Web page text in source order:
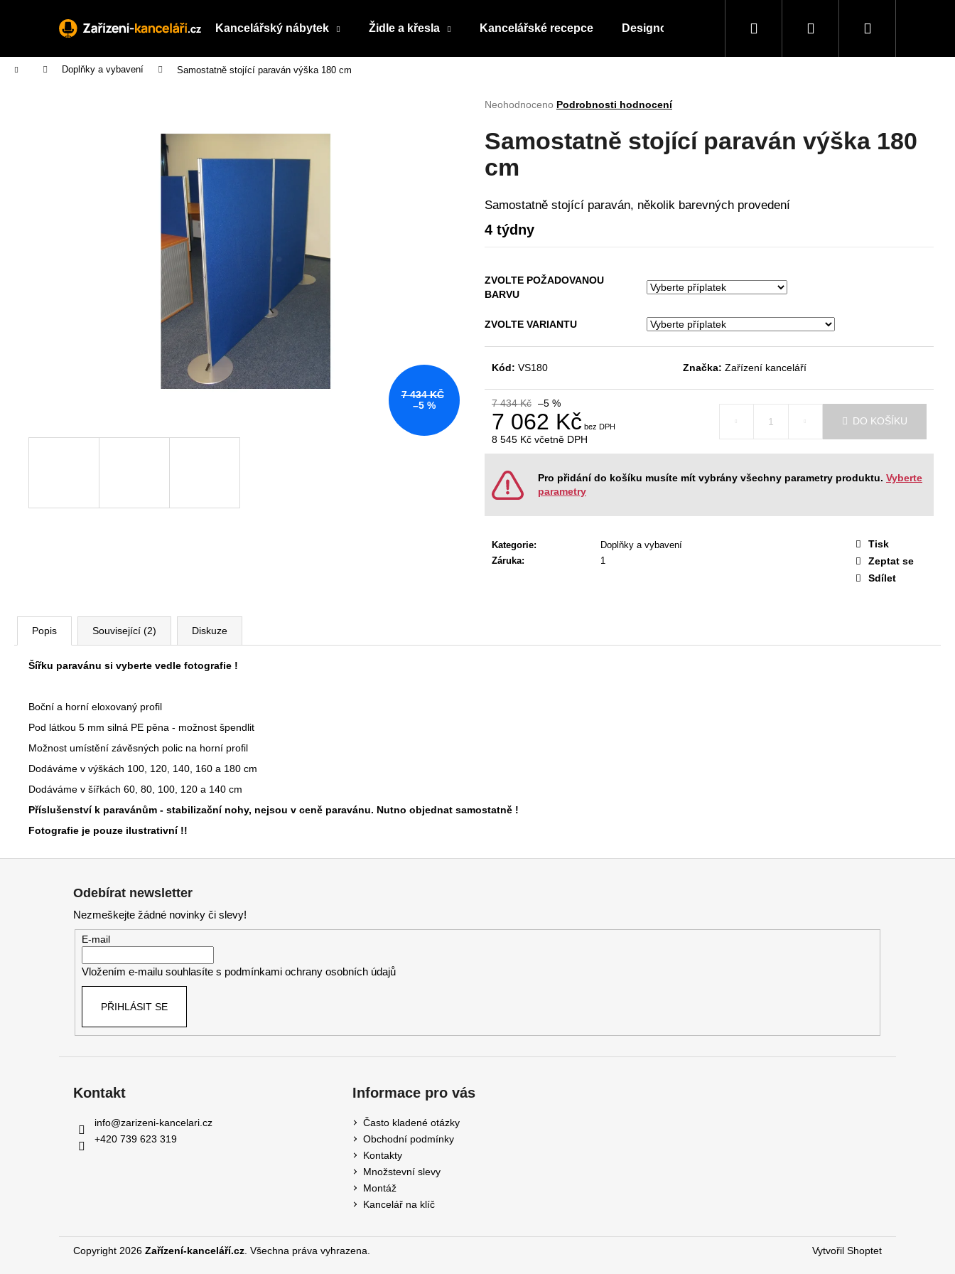
Kancelářský nábytek Židle a křesla Kancelářské recepce Designové kousky Doplňky a vybavení
Hledat PřihlášeníNákupní
Domů Doplňky a vybavení Samostatně stojící paraván výška 180 cm
Průměrné
produktu
je
z
hvězdiček.
Neohodnoceno Podrobnosti hodnocení
Samostatně stojící paraván výška 180
cm
Samostatně stojící paraván, několik barevných provedení
4 týdny
ZVOLTE POŽADOVANOU
BARVU
ZVOLTE VARIANTU
Kód: VS180 Značka: Zařízení kanceláří
7 434 Kč –5 %
7 062 Kč
8 545 Kč včetně DPH
Měrná
DO KOŠÍKU
Pro přidání do košíku musíte mít vybrány všechny parametry produktu. Vyberte
parametry
Kategorie:
Doplňky a vybavení
Záruka: 1
Tisk
Zeptat se
Sdílet
7 434 KČ
–5 %
Popis Související (2) Diskuze
Šířku paravánu si vyberte vedle fotografie !
Boční a horní eloxovaný profil
Pod látkou 5 mm silná PE pěna - možnost špendlit
Možnost umístění závěsných polic na horní profil
Dodáváme v výškách 100, 120, 140, 160 a 180 cm
Dodáváme v šířkách 60, 80, 100, 120 a 140 cm
Příslušenství k paravánům - stabilizační nohy, nejsou v ceně paravánu. Nutno objednat samostatně !
Fotografie je pouze ilustrativní !!
Zpět
do
Zpět
do
Co potřebujete najít?
HLEDAT
VÝŠKOVĚ STAVITELNÝ STŮL ALFA
UP, 160 X 80 CM, VÝŠKA 63 - 129 CM
11 185 Kč
KANCELÁŘSKÁ ŽIDLE GAME ŠÉF
NÁBYTKOVÁ SESTAVA EASY 1
Odebírat newsletter
Nezmeškejte žádné novinky či slevy!
E-mail
Vložením e-mailu souhlasíte s podmínkami ochrany osobních údajů
PŘIHLÁSIT SE
Kontakt
info@zarizeni-kancelari.cz
+420 739 623 319
Informace pro vás
Často kladené otázky
Obchodní podmínky
Kontakty
Množstevní slevy
Montáž
Kancelář na klíč
Vytvořil Shoptet
Copyright 2026 Zařízení-kanceláří.cz . Všechna práva vyhrazena.